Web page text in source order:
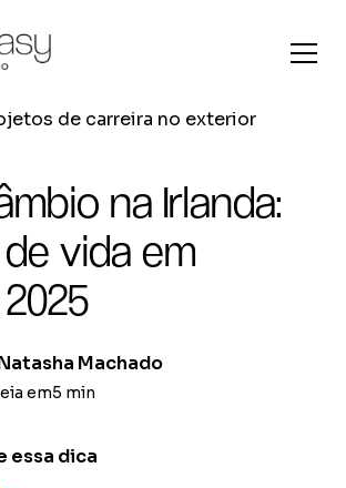
de carreira no exterior
na Irlanda:
vida em
Machado
em5 min
essa dica